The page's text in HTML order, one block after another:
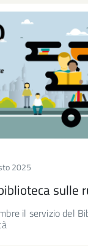
2025
sulle
il servizio del